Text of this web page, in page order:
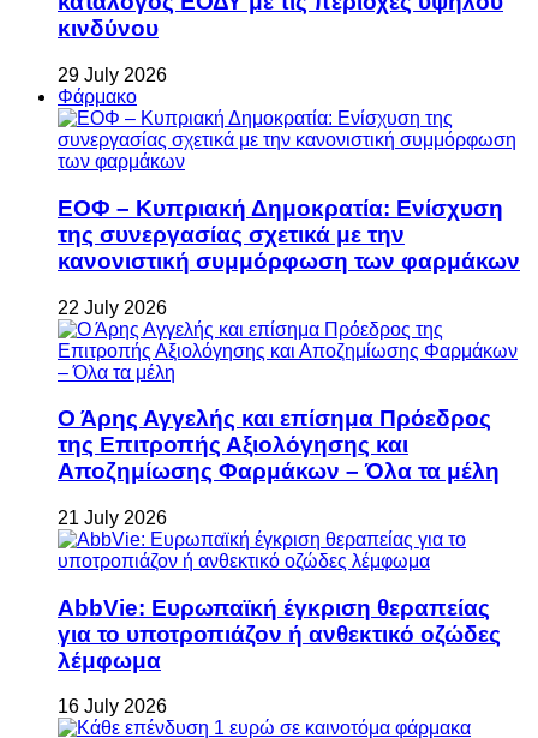
κινδύνου
29 July 2026
Φάρμακο
ΕΟΦ – Κυπριακή Δημοκρατία: Ενίσχυση
της συνεργασίας σχετικά με την
κανονιστική συμμόρφωση των φαρμάκων
22 July 2026
Ο Άρης Αγγελής και επίσημα Πρόεδρος
της Επιτροπής Αξιολόγησης και
Αποζημίωσης Φαρμάκων – Όλα τα μέλη
21 July 2026
AbbVie: Ευρωπαϊκή έγκριση θεραπείας
για το υποτροπιάζον ή ανθεκτικό οζώδες
λέμφωμα
16 July 2026